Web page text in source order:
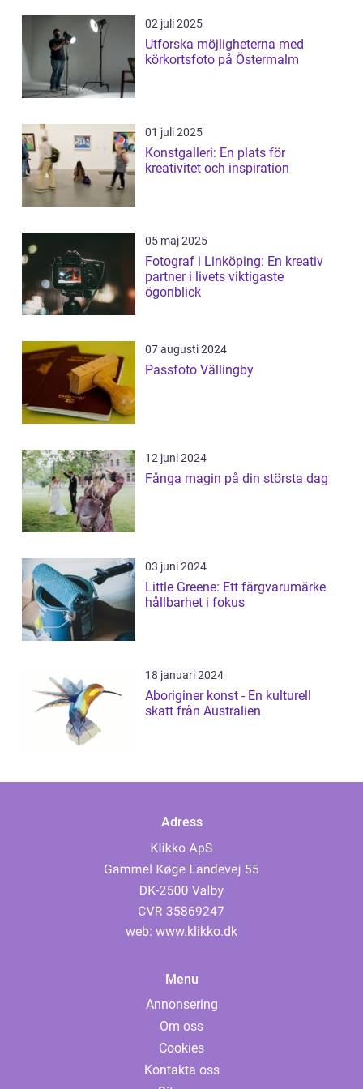
02 juli 2025
Utforska möjligheterna med
körkortsfoto på Östermalm
01 juli 2025
Konstgalleri: En plats för
kreativitet och inspiration
05 maj 2025
Fotograf i Linköping: En kreativ
partner i livets viktigaste
ögonblick
07 augusti 2024
Passfoto Vällingby
12 juni 2024
Fånga magin på din största dag
03 juni 2024
Little Greene: Ett färgvarumärke
hållbarhet i fokus
18 januari 2024
Aboriginer konst - En kulturell
skatt från Australien
Adress
web: www.klikko.dk
Menu
Annonsering
Om oss
Cookies
Kontakta oss